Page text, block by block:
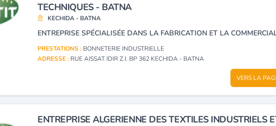
TECHNIQUES - BATNA
KECHIDA - BATNA
PRESTATIONS : BONNETERIE INDUSTRIELLE
ADRESSE : RUE AISSAT IDIR Z.I. BP 362 KECHIDA - BATNA
VERS LA
ENTREPRISE ALGERIENNE DES TEXTILES INDUSTRIELS